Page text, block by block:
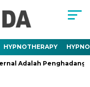
HYPNOTHERAPY
Adalah Penghadang